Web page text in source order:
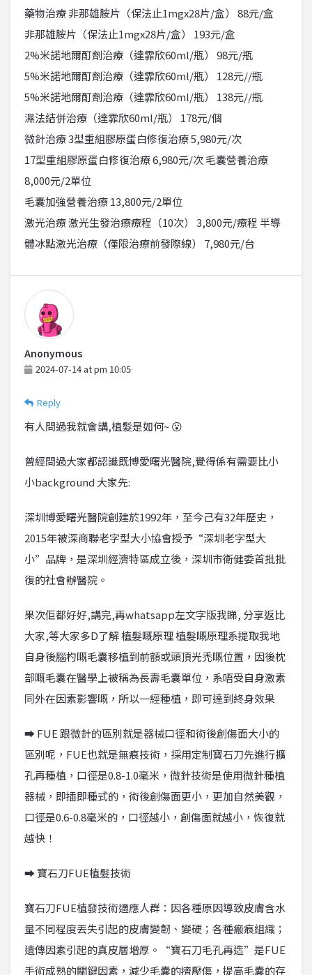
藥物治療 非那雄胺片（保法止1mgx28片/盒） 88元/盒
非那雄胺片（保法止1mgx28片/盒） 193元/盒
2%米諾地爾酊劑治療（達霏欣60ml/瓶） 98元/瓶
5%米諾地爾酊劑治療（達霏欣60ml/瓶） 128元//瓶
5%米諾地爾酊劑治療（達霏欣60ml/瓶） 138元//瓶
濕法結併治療（達霏欣60ml/瓶） 178元/個
微針治療 3型重組膠原蛋白修復治療 5,980元/次
17型重組膠原蛋白修復治療 6,980元/次 毛囊營養治療
8,000元/2單位
毛囊加強營養治療 13,800元/2單位
激光治療 激光生發治療療程（10次） 3,800元/療程 半導
體冰點激光治療（僅限治療前發際線） 7,980元/台
Anonymous
2024-07-14 at pm 10:05
Reply
有人問過我就會講,植髮是如何~ 😮
曾經問過大家都認識既博愛曙光醫院,覺得係有需要比小
小background 大家先:
深圳博愛曙光醫院創建於1992年，至今己有32年歷史，
2015年被深商聯老字型大小協會授予“深圳老字型大
小”品牌，是深圳經濟特區成立後，深圳市衛健委首批批
復的社會辦醫院。
果次佢都好好,講完,再whatsapp左文字版我睇, 分享返比
大家,等大家多D了解 植髮嘅原理 植髮嘅原理系提取我地
自身後腦杓嘅毛囊移植到前額或頭頂光禿嘅位置，因後枕
部嘅毛囊在醫學上被稱為長壽毛囊單位，系唔受自身激素
同外在因素影響嘅，所以一經種植，即可達到終身效果
➡ FUE 跟微針的區別就是器械口徑和術後創傷面大小的
區別呢，FUE也就是無痕技術，採用定制寶石刀先進行擴
孔再種植，口徑是0.8-1.0毫米，微針技術是使用微針種植
器械，即插即種式的，術後創傷面更小，更加自然美觀，
口徑是0.6-0.8毫米的，口徑越小，創傷面就越小，恢復就
越快！
➡ 寶石刀FUE植髮技術
寶石刀FUE植發技術適應人群：因各種原因導致皮膚含水
量不同程度丟失引起的皮膚變韌、變硬；各種瘢痕組織；
遺傳因素引起的真皮層增厚。“寶石刀毛孔再造”是FUE
手術成熟的關鍵因素，減少毛囊的擠壓傷，提高毛囊的存